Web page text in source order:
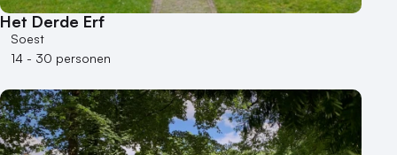
100 - 250 personen
250 - 500 personen
500+ personen
Buitenlocatie
Duurzame locatie
Het Derde Erf
Soest
14 - 30 personen